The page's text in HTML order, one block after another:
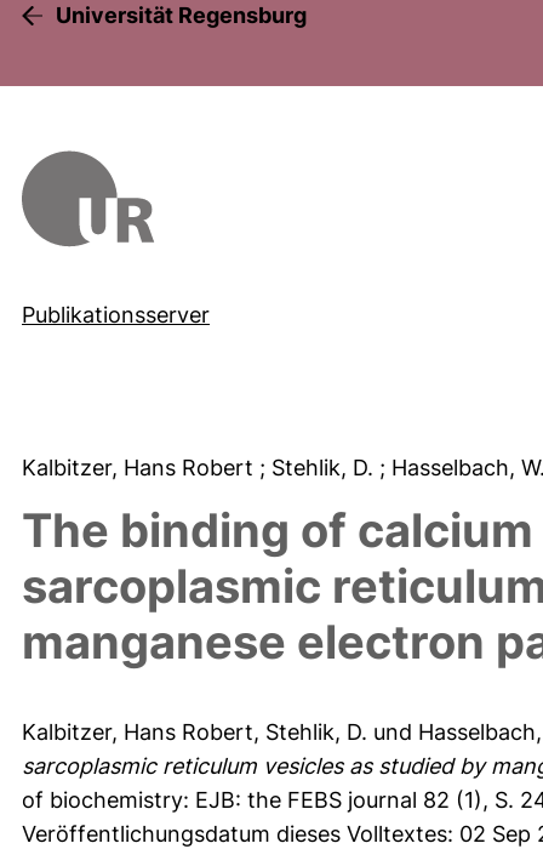
Universität Regensburg
Publikationsserver
Kalbitzer, Hans Robert ; Stehlik, D. ; Hasselbach,
The binding of
sarcoplasmic
manganese electron
Kalbitzer, Hans Robert, Stehlik, D. und
sarcoplasmic reticulum vesicles as studied by
of biochemistry: EJB: the FEBS journal 82 (1), S.
Veröffentlichungsdatum dieses Volltextes: 02 Sep